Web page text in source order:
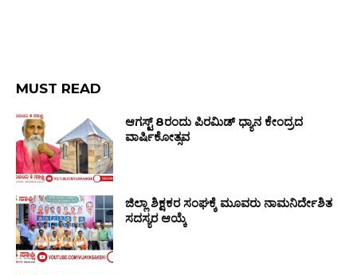
MUST READ
ಆಗಸ್ಟ್ 8ರಂದು ಪಿರಮಿಡ್ ಧ್ಯಾನ ಕೇಂದ್ರದ
ವಾರ್ಷಿಕೋತ್ಸವ
ಜಿಲ್ಲಾ ಶಿಕ್ಷಕರ ಸಂಘಕ್ಕೆ ಮೂವರು ನಾಮನಿರ್ದೇಶಿತ
ಸದಸ್ಯರ ಆಯ್ಕೆ